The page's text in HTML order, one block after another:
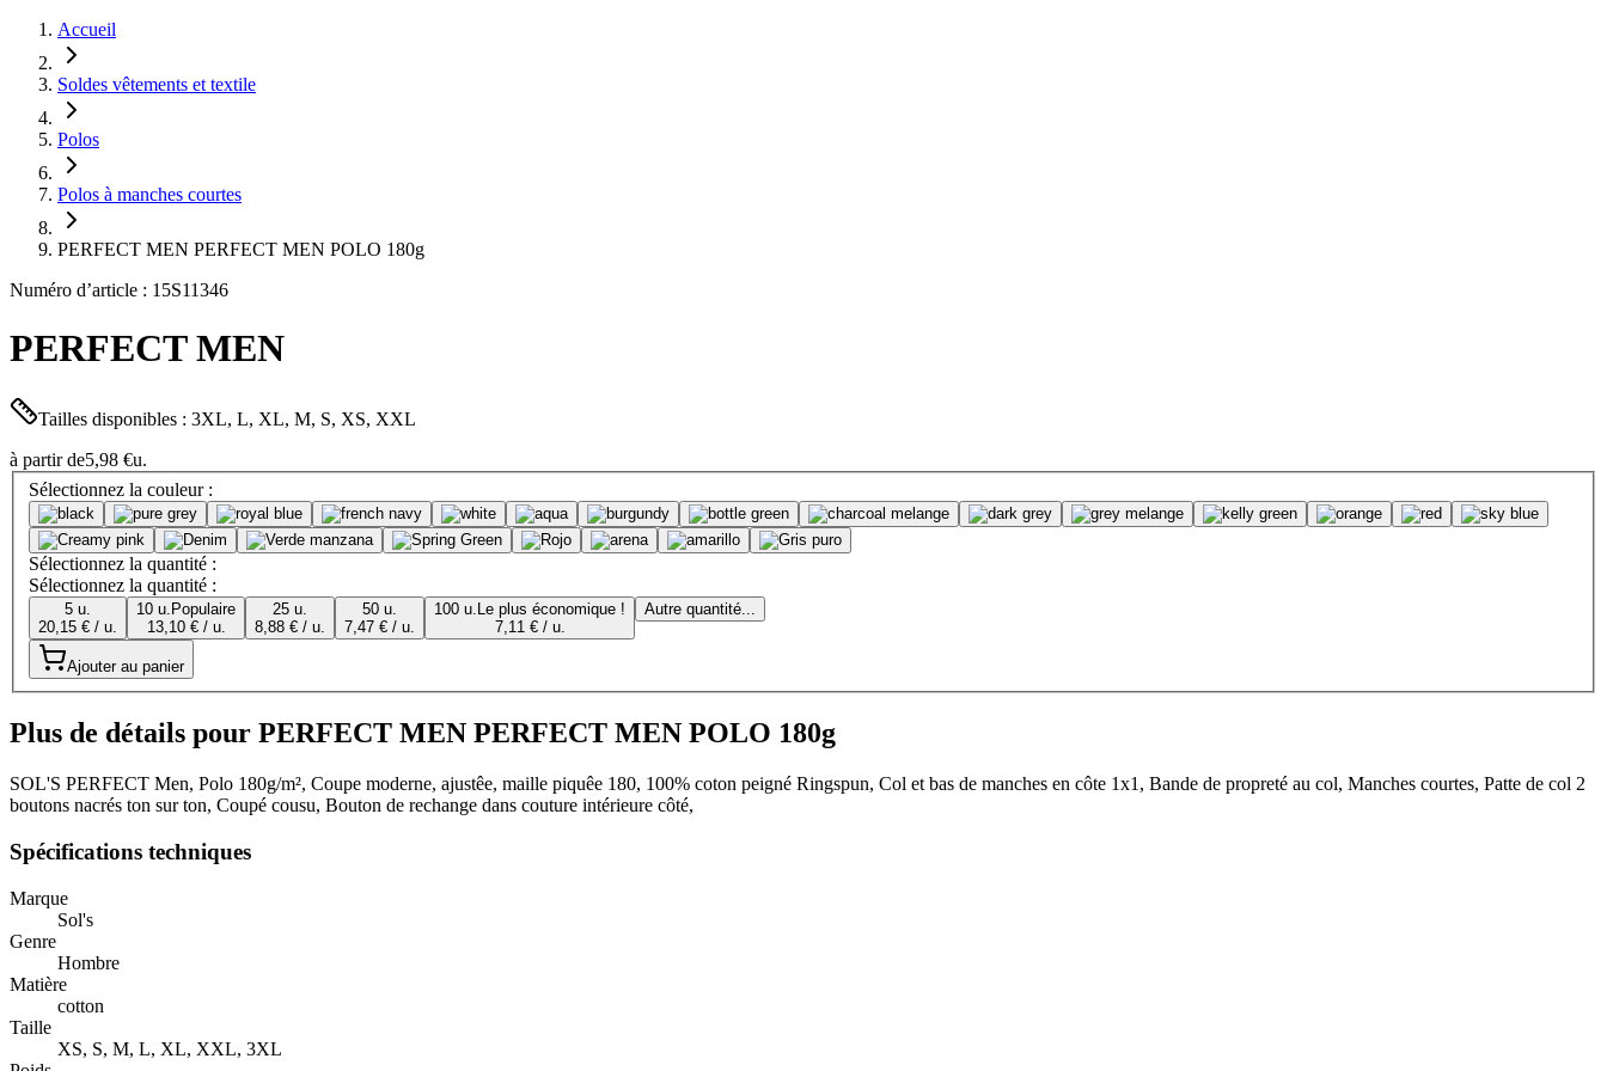
Accueil
Soldes vêtements et textile
Polos
Polos à manches courtes
PERFECT MEN PERFECT MEN POLO 180g
Numéro d’article : 15S11346
PERFECT MEN
Tailles disponibles : 3XL, L, XL, M, S, XS, XXL
à partir de5,98 €u.
Sélectionnez la couleur :
Sélectionnez la quantité :
Sélectionnez la quantité :
5 u.
20,15 € / u.
10 u. Populaire
13,10 € / u.
25 u.
8,88 € / u.
50 u.
7,47 € / u.
100 u. Le plus économique !
7,11 € / u.
Autre quantité...
Ajouter au panier
Plus de détails pour PERFECT MEN PERFECT MEN POLO 180g
SOL'S PERFECT Men, Polo 180g/m², Coupe moderne, ajustêe, maille piquêe 180, 100% coton peigné Ringspun, Col et bas de manches en côte 1x1, Bande de propreté au col, Manches courtes, Patte de col 2
boutons nacrés ton sur ton, Coupé cousu, Bouton de rechange dans couture intérieure côté,
Spécifications techniques
Marque
Sol's
Genre
Hombre
Matière
cotton
Taille
XS, S, M, L, XL, XXL, 3XL